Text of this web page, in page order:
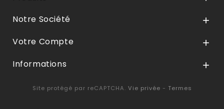
Notre Société 
Votre Compte 
Informations 
Site protégé par reCAPTCHA. Vie privée - Termes